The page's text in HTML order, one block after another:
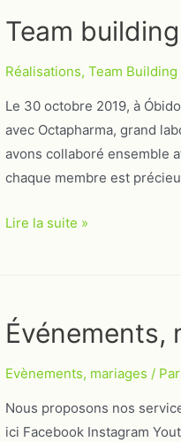
Team
Réalisations, Team Building
Le 30 octobre 2019, à
avec Octapharma, grand
avons collaboré ensemble
chaque membre est
Team
Lire la suite »
Événements,
Evènements, mariages / Par
Nous proposons nos
ici Facebook Instagram